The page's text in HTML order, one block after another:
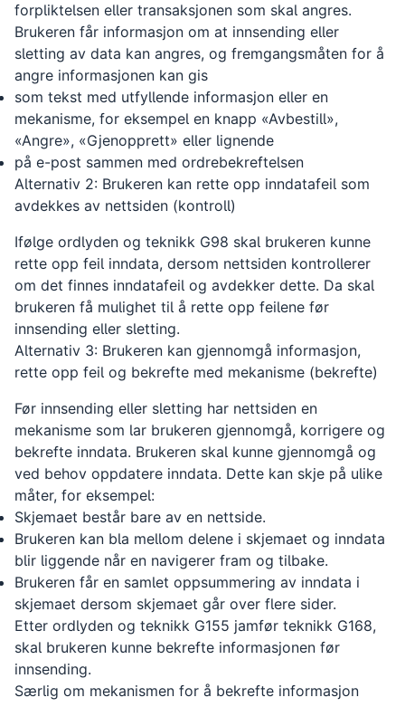
forpliktelsen eller transaksjonen som skal angres.
Brukeren får informasjon om at innsending eller
sletting av data kan angres, og fremgangsmåten for å
angre informasjonen kan gis
som tekst med utfyllende informasjon eller en
mekanisme, for eksempel en knapp «Avbestill»,
«Angre», «Gjenopprett» eller lignende
på e-post sammen med ordrebekreftelsen
Alternativ 2: Brukeren kan rette opp inndatafeil som
avdekkes av nettsiden (kontroll)
Ifølge ordlyden og teknikk G98 skal brukeren kunne
rette opp feil inndata, dersom nettsiden kontrollerer
om det finnes inndatafeil og avdekker dette. Da skal
brukeren få mulighet til å rette opp feilene før
innsending eller sletting.
Alternativ 3: Brukeren kan gjennomgå informasjon,
rette opp feil og bekrefte med mekanisme (bekrefte)
Før innsending eller sletting har nettsiden en
mekanisme som lar brukeren gjennomgå, korrigere og
bekrefte inndata. Brukeren skal kunne gjennomgå og
ved behov oppdatere inndata. Dette kan skje på ulike
måter, for eksempel:
Skjemaet består bare av en nettside.
Brukeren kan bla mellom delene i skjemaet og inndata
blir liggende når en navigerer fram og tilbake.
Brukeren får en samlet oppsummering av inndata i
skjemaet dersom skjemaet går over flere sider.
Etter ordlyden og teknikk G155 jamfør teknikk G168,
skal brukeren kunne bekrefte informasjonen før
innsending.
Særlig om mekanismen for å bekrefte informasjon